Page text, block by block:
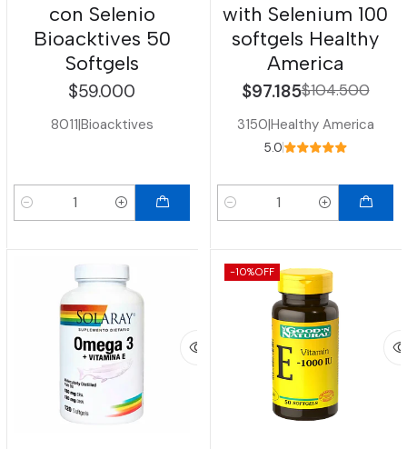
con Selenio
Bioacktives 50
Softgels
$59.000
8011|Bioacktives
Cantidad
with Selenium 100
softgels Healthy
America
$97.185$104.500
3150|Healthy America
5.0
Cantidad
-10%OFF